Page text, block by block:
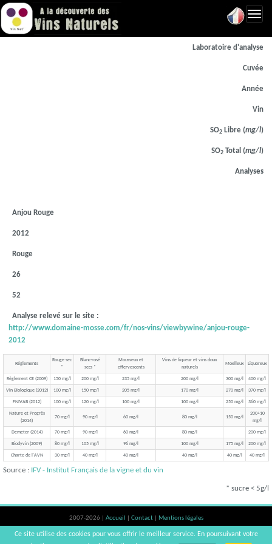
Laboratoire d'analyse
Cuvée
Année
Vin
SO2 Libre (mg/l)
SO2 Total (mg/l)
Analyses
Anjou Rouge
2012
Rouge
26
52
Analyse relevé sur le site :
http://www.domaine-mosse.com/fr/nos-vins/viewbywine/anjou-rouge-
2012
Réglements
Rouge sec
*
Blanc-rosé
secs *
Mousseux et
effervescents
Vins de liqueur et vins doux
naturels
Moelleux Liquoreux
Règlement CE (2009) 150 mg/l 200 mg/l 235 mg/l 200 mg/l 300 mg/l 400 mg/l
Vin Biologique (2012) 100 mg/l 150 mg/l 205 mg/l 170 mg/l 270 mg/l 370 mg/l
FNIVAB (2012) 100 mg/l 120 mg/l 100 mg/l 100 mg/l 250 mg/l 360 mg/l
Nature et Progrès
(2014)
70 mg/l 90 mg/l 60 mg/l 80 mg/l 150 mg/l
200+10
mg/l
Demeter (2014) 70 mg/l 90 mg/l 60 mg/l 80 mg/l 200 mg/l
Biodyvin (2009) 80 mg/l 105 mg/l 96 mg/l 100 mg/l 175 mg/l 200 mg/l
Charte de l'AVN 30 mg/l 40 mg/l 40 mg/l 40 mg/l 40 mg/l 40 mg/l
Source : IFV - Institut Français de la vigne et du vin
* sucre < 5g/l
2007-2026 | Accueil Contact
Mentions légales
L'abus d'alcool est dangereux pour la santé, à consommer avec modération. |
vinsnaturels | v3.12
Ce site utilise des cookies pour vous offrir le meilleur service. En poursuivant votre